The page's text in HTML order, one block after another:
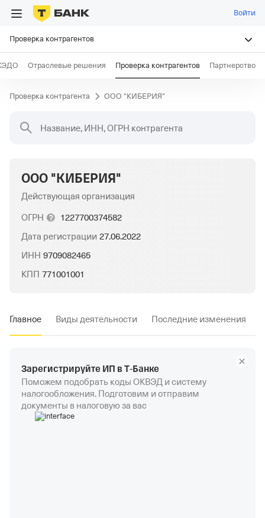
Войти
Проверка контрагентов
Отраслевые решения Проверка контрагентов Партнерство
Проверка контрагента ООО "КИБЕРИЯ"
Название, ИНН, ОГРН контрагента
ООО "КИБЕРИЯ"
Действующая организация
ОГРН
1227700374582
Дата регистрации 27.06.2022
ИНН 9709082465
КПП 771001001
Главное Виды деятельности Последние изменения
Зарегистрируйте ИП в Т‑Банке
Поможем подобрать коды ОКВЭД и систему
налогообложения. Подготовим и отправим
документы в налоговую за вас